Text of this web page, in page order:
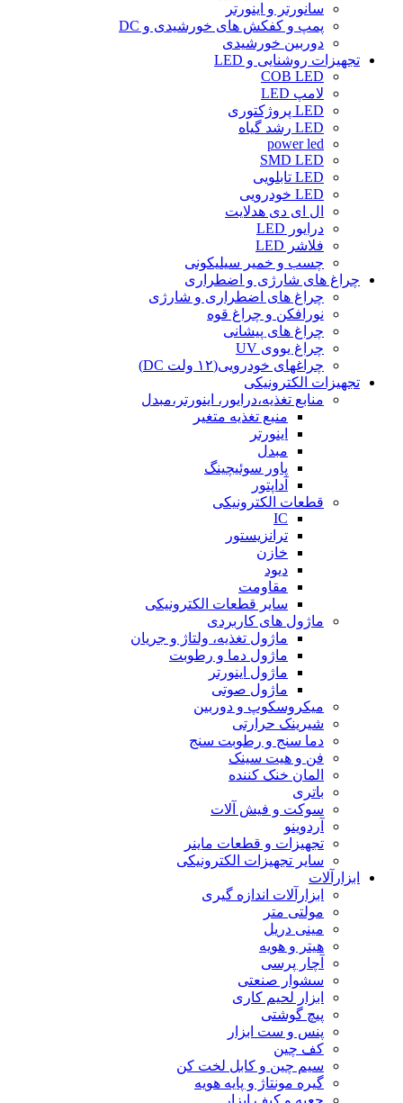
سانورتر و اینورتر
پمپ و کفکش های خورشیدی و DC
دوربین خورشیدی
تجهیزات روشنایی و LED
COB LED
لامپ LED
LED پروژکتوری
LED رشد گیاه
power led
SMD LED
LED تابلویی
LED خودرویی
ال ای دی هدلایت
درایور LED
فلاشر LED
چسب و خمیر سیلیکونی
چراغ های شارژی و اضطراری
چراغ های اضطراری و شارژی
نورافکن و چراغ قوه
چراغ های پیشانی
چراغ یووی UV
چراغهای خودرویی(۱۲ ولت DC)
تجهیزات الکترونیکی
منابع تغذیه،درایور، اینورتر،مبدل
منبع تغذیه متغیر
اینورتر
مبدل
پاور سوئیچینگ
آداپتور
قطعات الکترونیکی
IC
ترانزیستور
خازن
دیود
مقاومت
سایر قطعات الکترونیکی
ماژول های کاربردی
ماژول تغذیه، ولتاژ و جریان
ماژول دما و رطوبت
ماژول اینورتر
ماژول صوتی
میکروسکوپ و دوربین
شیرینک حرارتی
دما سنج و رطوبت سنج
فن و هیت سینک
المان خنک کننده
باتری
سوکت و فیش آلات
آردوینو
تجهیزات و قطعات ماینر
سایر تجهیزات الکترونیکی
ابزارآلات
ابزارآلات اندازه گیری
مولتی متر
مینی دریل
هیتر و هویه
آچار پرسی
سشوار صنعتی
ابزار لحیم کاری
پیچ گوشتی
پنس و ست ابزار
کف چین
سیم چین و کابل لخت کن
گیره مونتاژ و پایه هویه
جعبه و کیف ابزار